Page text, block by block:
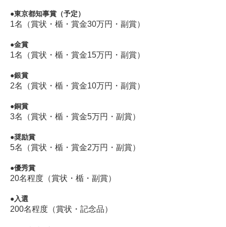
東京都知事賞（予定）
1名（賞状・楯・賞金30万円・副賞）
金賞
1名（賞状・楯・賞金15万円・副賞）
銀賞
2名（賞状・楯・賞金10万円・副賞）
銅賞
3名（賞状・楯・賞金5万円・副賞）
奨励賞
5名（賞状・楯・賞金2万円・副賞）
優秀賞
20名程度（賞状・楯・副賞）
入選
200名程度（賞状・記念品）